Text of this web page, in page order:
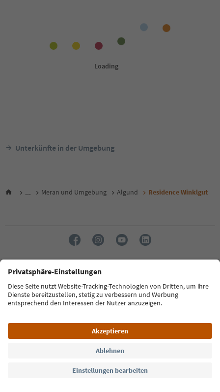
Unterkünfte in der Umgebung
... Meran und Umgebung Algund Residence Winklgut
Sprache: Deutsch
FAQ Kontakt Presse MICE Datenschutzerklärung
Zugänglichkeitserklärung